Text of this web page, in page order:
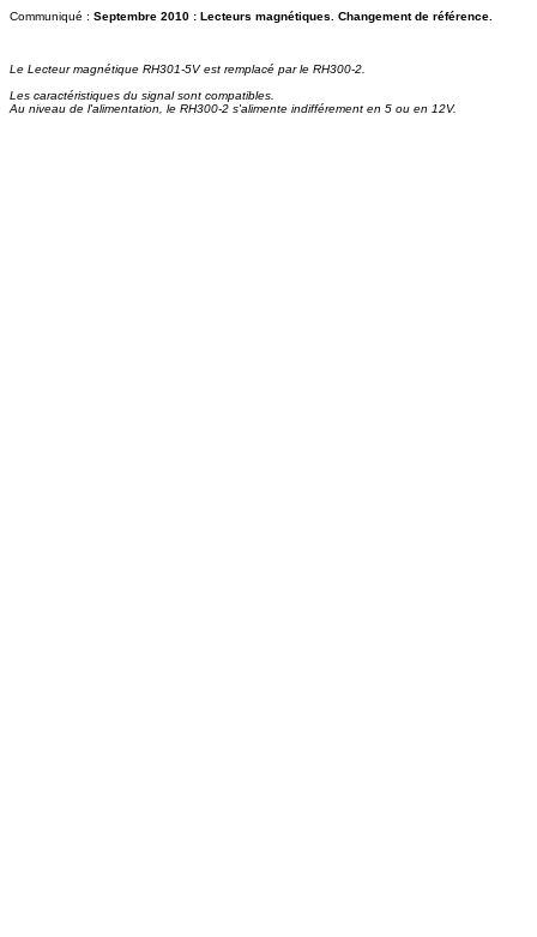
Communiqué : Septembre 2010 : Lecteurs magnétiques. Changement de référence.
Le Lecteur magnétique RH301-5V est remplacé par le RH300-2.
Les caractéristiques du signal sont compatibles.
Au niveau de l'alimentation, le RH300-2 s'alimente indifférement en 5 ou en 12V.